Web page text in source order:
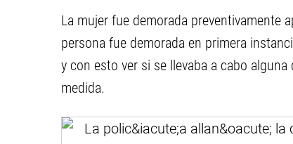
La mujer fue demorada preventivamente
persona fue demorada en primera
y con esto ver si se llevaba a cabo
medida.